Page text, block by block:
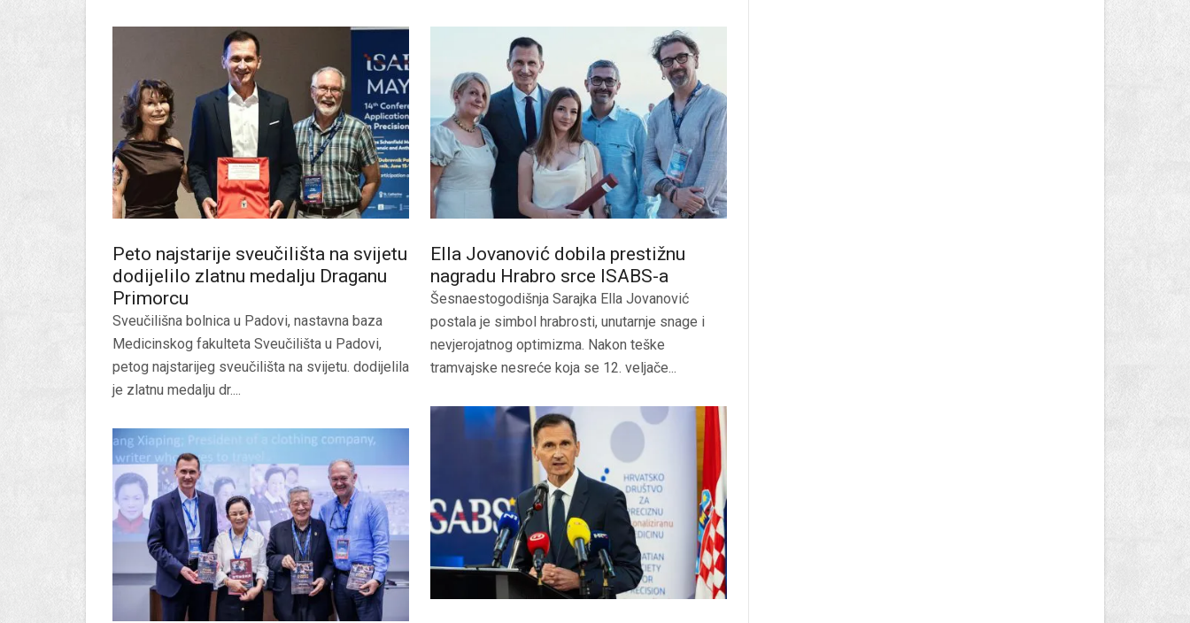
Peto najstarije sveučilišta na svijetu
dodijelilo zlatnu medalju Draganu
Primorcu
Sveučilišna bolnica u Padovi, nastavna baza
Medicinskog fakulteta Sveučilišta u Padovi,
petog najstarijeg sveučilišta na svijetu. dodijelila
je zlatnu medalju dr....
Ella Jovanović dobila prestižnu
nagradu Hrabro srce ISABS-a
Šesnaestogodišnja Sarajka Ella Jovanović
postala je simbol hrabrosti, unutarnje snage i
nevjerojatnog optimizma. Nakon teške
tramvajske nesreće koja se 12. veljače...